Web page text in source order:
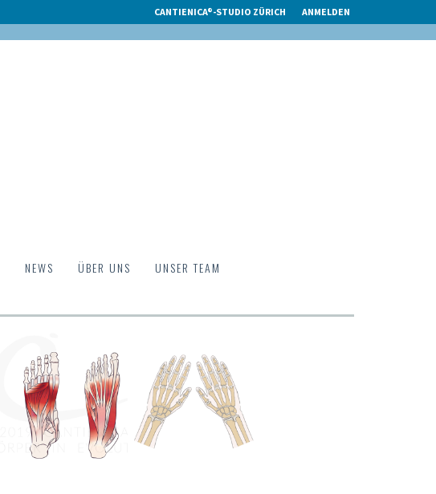
CANTIENICA®-STUDIO ZÜRICH ANMELDEN
NEWS ÜBER UNS
UNSER TEAM